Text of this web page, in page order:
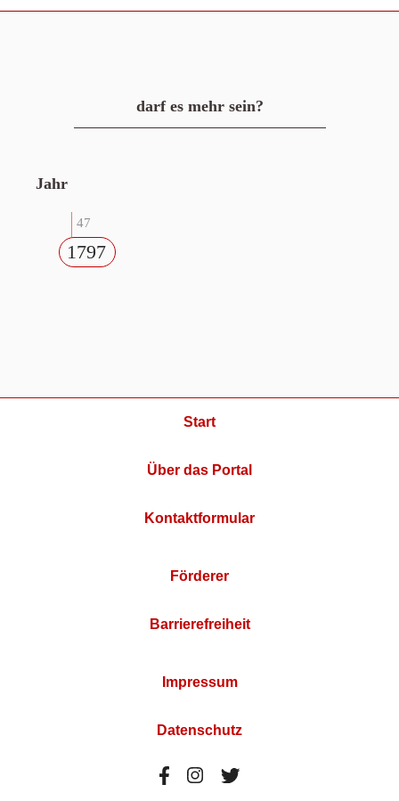
darf es mehr sein?
Jahr
47
1797
Start
Über das Portal
Kontaktformular
Förderer
Barrierefreiheit
Impressum
Datenschutz